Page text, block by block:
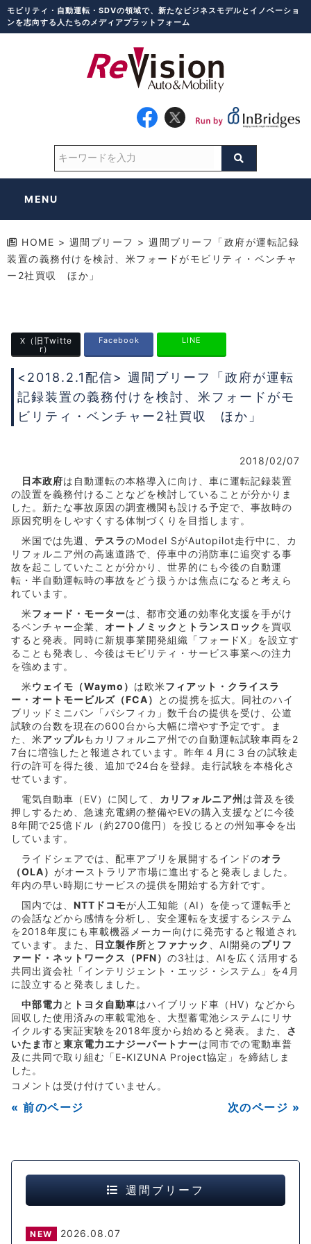
モビリティ・自動運転・SDVの領域で、新たなビジネスモデルとイノベーショ
ンを志向する人たちのメディアプラットフォーム
MENU
HOME > 週間ブリーフ > 週間ブリーフ「政府が運転記録
装置の義務付けを検討、米フォードがモビリティ・ベンチャ
ー2社買収 ほか」
X （旧Twitte
r）
Facebook LINE
<2018.2.1配信> 週間ブリーフ「政府が運転
記録装置の義務付けを検討、米フォードがモ
ビリティ・ベンチャー2社買収 ほか」
2018/02/07
日本政府は自動運転の本格導入に向け、車に運転記録装置
の設置を義務付けることなどを検討していることが分かりま
した。新たな事故原因の調査機関も設ける予定で、事故時の
原因究明をしやすくする体制づくりを目指します。
米国では先週、 テスラのModel SがAutopilot走行中に、カ
リフォルニア州の高速道路で、停車中の消防車に追突する事
故を起こしていたことが分かり、世界的にも今後の自動運
転・半自動運転時の事故をどう扱うかは焦点になると考えら
れています。
米フォード・モーターは、都市交通の効率化支援を手がけ
るベンチャー企業、 オートノミック と トランスロック を買収
すると発表。同時に新規事業開発組織「フォードX」を設立す
ることも発表し、今後はモビリティ・サービス事業への注力
を強めます。
米ウェイモ（Waymo） は欧米フィアット・クライスラ
ー・オートモービルズ（FCA）
との提携を拡大。同社のハイ
ブリッドミニバン「パシフィカ」数千台の提供を受け、公道
試験の台数を現在の600台から大幅に増やす予定です。ま
た、米アップルもカリフォルニア州での自動運転試験車両を2
7台に増強したと報道されています。昨年４月に３台の試験走
行の許可を得た後、追加で24台を登録。走行試験を本格化さ
せています。
電気自動車（EV）に関して、 カリフォルニア州 は普及を後
押しするため、急速充電網の整備やEVの購入支援などに今後
8年間で25億ドル（約2700億円）を投じるとの州知事令を出
しています。
ライドシェアでは、配車アプリを展開するインドのオラ
（OLA） がオーストラリア市場に進出すると発表しました。
年内の早い時期にサービスの提供を開始する方針です。
国内では、 NTTドコモが人工知能（AI）を使って運転手と
の会話などから感情を分析し、安全運転を支援するシステム
を2018年度にも車載機器メーカー向けに発売すると報道され
ています。また、
日立製作所と ファナック 、AI開発のプリフ
ァード・ネットワークス（PFN） の3社は、AIを広く活用する
共同出資会社「インテリジェント・エッジ・システム」を4月
に設立すると発表しました。
中部電力 と トヨタ自動車はハイブリッド車（HV）などから
回収した使用済みの車載電池を、大型蓄電池システムにリサ
イクルする実証実験を2018年度から始めると発表。また、 さ
いたま市と 東京電力エナジーパートナーは同市での電動車普
及に共同で取り組む「E-KIZUNA Project協定」を締結しま
した。
コメントは受け付けていません。
« 前のページ 次のページ »
週間ブリーフ
NEW 2026.08.07